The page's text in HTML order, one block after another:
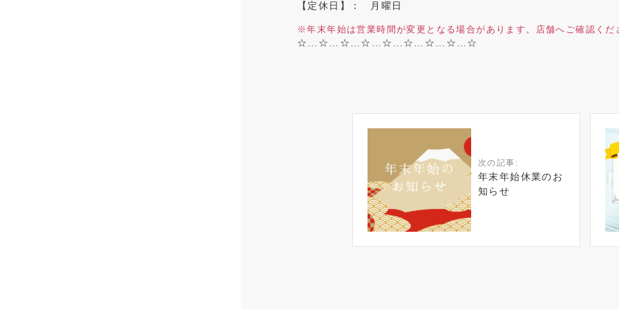
【定休日】：
月曜日
※年末年始は営業時間が変更となる場合があります。店舗へご確認くだ
☆…☆…☆…☆…☆…☆…☆…☆…☆
次の記事:
年末年始休業のお
知らせ